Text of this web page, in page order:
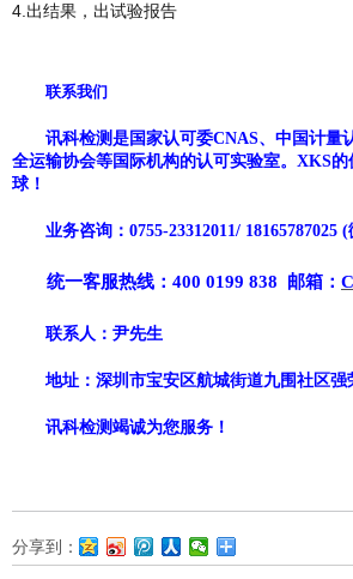
4.出结果，出试验报告
联系我们
讯科检测是国家认可委CNAS、中国计量
全运输协会等国际机构的认可实验室。 XKS的
球！
业务咨询： 0755-23312011/ 18165787025 (
统一客服热线： 400 0199 838 邮箱：
联系人： 尹先生
地址：深圳市宝安区航城街道九围社区强
讯科检测竭诚为您服务！
分享到：